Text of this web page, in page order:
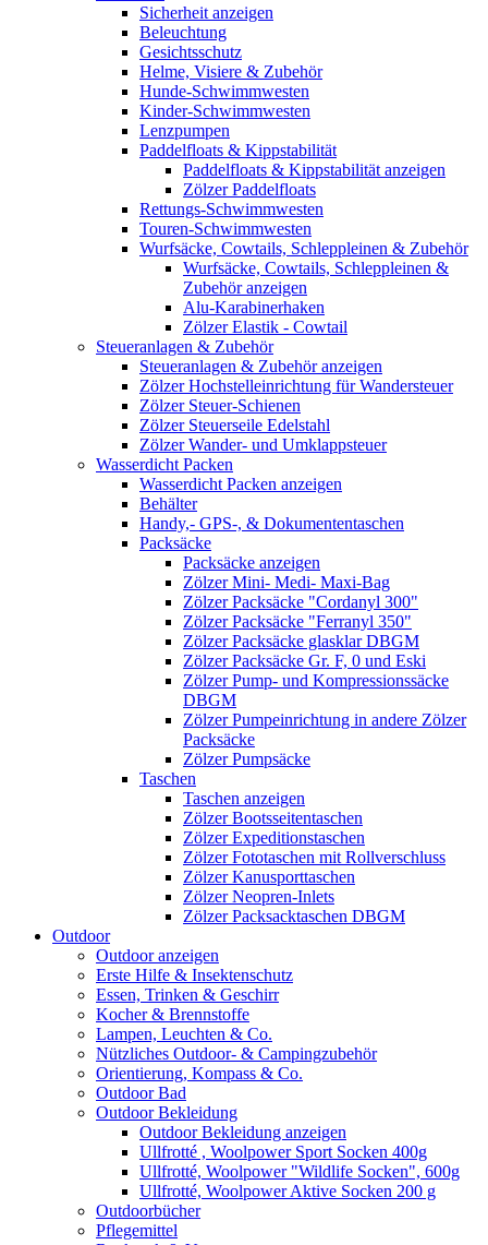
Sicherheit anzeigen
Beleuchtung
Gesichtsschutz
Helme, Visiere & Zubehör
Hunde-Schwimmwesten
Kinder-Schwimmwesten
Lenzpumpen
Paddelfloats & Kippstabilität
Paddelfloats & Kippstabilität anzeigen
Zölzer Paddelfloats
Rettungs-Schwimmwesten
Touren-Schwimmwesten
Wurfsäcke, Cowtails, Schleppleinen & Zubehör
Wurfsäcke, Cowtails, Schleppleinen &
Zubehör anzeigen
Alu-Karabinerhaken
Zölzer Elastik - Cowtail
Steueranlagen & Zubehör
Steueranlagen & Zubehör anzeigen
Zölzer Hochstelleinrichtung für Wandersteuer
Zölzer Steuer-Schienen
Zölzer Steuerseile Edelstahl
Zölzer Wander- und Umklappsteuer
Wasserdicht Packen
Wasserdicht Packen anzeigen
Behälter
Handy,- GPS-, & Dokumententaschen
Packsäcke
Packsäcke anzeigen
Zölzer Mini- Medi- Maxi-Bag
Zölzer Packsäcke "Cordanyl 300"
Zölzer Packsäcke "Ferranyl 350"
Zölzer Packsäcke glasklar DBGM
Zölzer Packsäcke Gr. F, 0 und Eski
Zölzer Pump- und Kompressionssäcke
DBGM
Zölzer Pumpeinrichtung in andere Zölzer
Packsäcke
Zölzer Pumpsäcke
Taschen
Taschen anzeigen
Zölzer Bootsseitentaschen
Zölzer Expeditionstaschen
Zölzer Fototaschen mit Rollverschluss
Zölzer Kanusporttaschen
Zölzer Neopren-Inlets
Zölzer Packsacktaschen DBGM
Outdoor
Outdoor anzeigen
Erste Hilfe & Insektenschutz
Essen, Trinken & Geschirr
Kocher & Brennstoffe
Lampen, Leuchten & Co.
Nützliches Outdoor- & Campingzubehör
Orientierung, Kompass & Co.
Outdoor Bad
Outdoor Bekleidung
Outdoor Bekleidung anzeigen
Ullfrotté , Woolpower Sport Socken 400g
Ullfrotté, Woolpower "Wildlife Socken", 600g
Ullfrotté, Woolpower Aktive Socken 200 g
Outdoorbücher
Pflegemittel